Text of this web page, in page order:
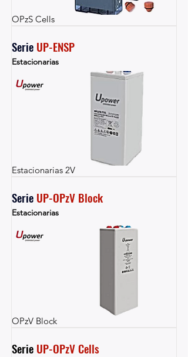
OPzS Cells
Serie UP-ENSP
Estacionarias
Estacionarias 2V
Serie UP-OPzV Block
Estacionarias
OPzV Block
Serie UP-OPzV Cells